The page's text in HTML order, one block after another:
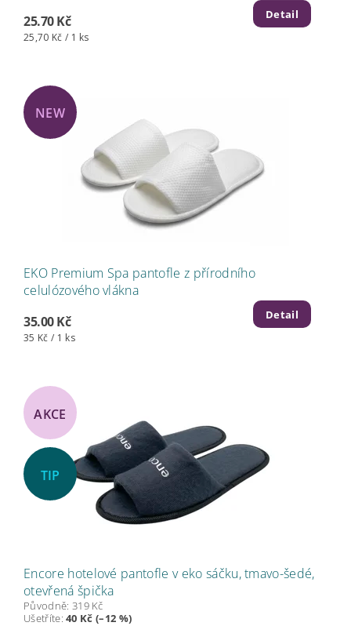
25.70 Kč
25,70 Kč / 1 ks
Detail
NEW
EKO Premium Spa pantofle z přírodního
celulózového vlákna
35.00 Kč
35 Kč / 1 ks
Detail
AKCE
TIP
Encore hotelové pantofle v eko sáčku, tmavo-šedé,
otevřená špička
Původně: 319 Kč
Ušetříte:40 Kč (–12 %)